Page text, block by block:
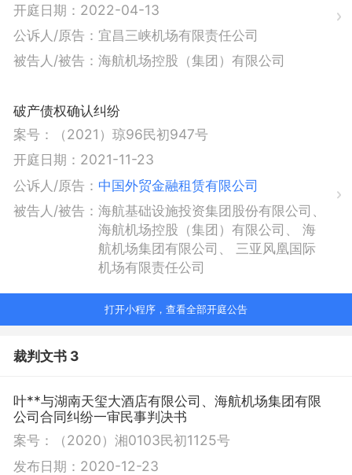
开庭日期： 2022-04-13
公诉人/原告： 宜昌三峡机场有限责任公司
被告人/被告： 海航机场控股（集团）有限公司
破产债权确认纠纷
案号：
（2021）琼96民初947号
开庭日期： 2021-11-23
公诉人/原告： 中国外贸金融租赁有限公司
被告人/被告： 海航基础设施投资集团股份有限公司
海航机场控股（集团）有限公司
海
航机场集团有限公司
三亚风凰国际
机场有限责任公司
打开小程序，查看全部开庭公告
裁判文书 3
叶**与湖南天玺大酒店有限公司、海航机场集团有限
公司合同纠纷一审民事判决书
案号：
（2020）湘0103民初1125号
发布日期： 2020-12-23